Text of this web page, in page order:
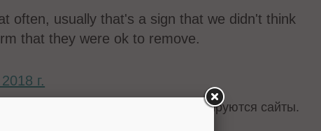
often, usually that's a sign that we didn't think
that they were ok to remove.
г.
видео о том, как часто реиндексируются сайты.